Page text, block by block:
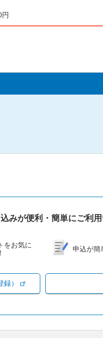
みが便利・簡単にご利
をお気に
申込が簡
）